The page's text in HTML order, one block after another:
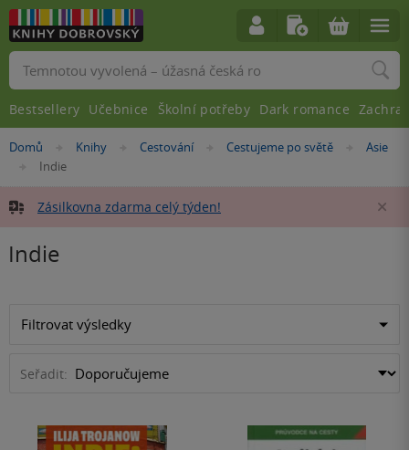
Nacházíte
Domů »Knihy »
Cestování »
Cestujeme po světě »Asie
»
Indie
Zásilkovna zdarma celý týden!
Indie
Filtrovat výsledky
Seřadit:
Vyhledávání
Bestsellery Učebnice Školní potřeby Dark romance